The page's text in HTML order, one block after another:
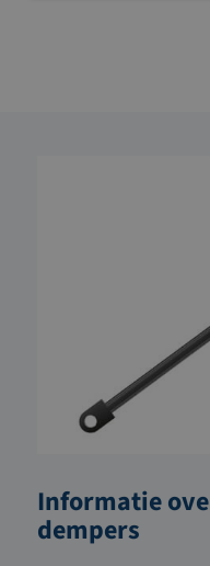
Informatie
dempers